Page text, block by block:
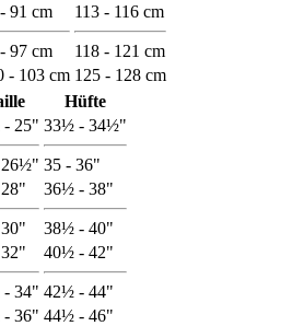
91 cm
97 cm
113 - 116 cm
118 - 121 cm
- 103 cm 125 - 128 cm
Hüfte
25"
26½"
33½ - 34½"
35 - 36"
36½ - 38"
38½ - 40"
34"
40½ - 42"
42½ - 44"
36" 44½ - 46"